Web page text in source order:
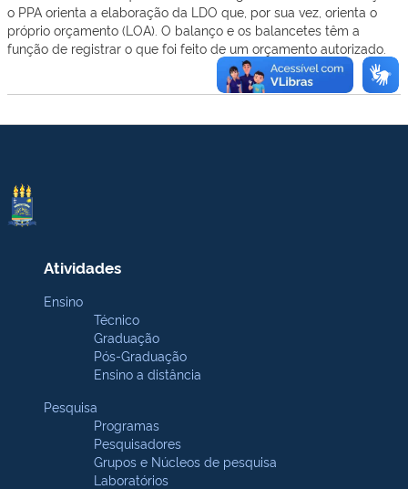
o PPA orienta a elaboração da LDO que, por sua vez, orienta o
próprio orçamento (LOA). O balanço e os balancetes têm a
função de registrar o que foi feito de um orçamento autorizado.
Atividades
Ensino
Técnico
Graduação
Pós-Graduação
Ensino a distância
Pesquisa
Programas
Pesquisadores
Grupos e Núcleos de pesquisa
Laboratórios